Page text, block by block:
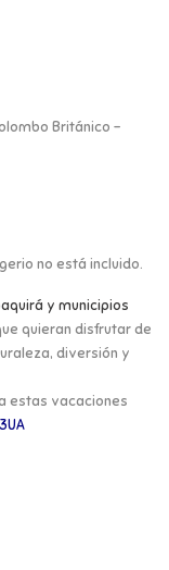
Británico –
no está incluido.
y municipios
quieran disfrutar de
diversión y
estas vacaciones